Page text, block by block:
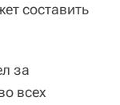
составить
за
всех